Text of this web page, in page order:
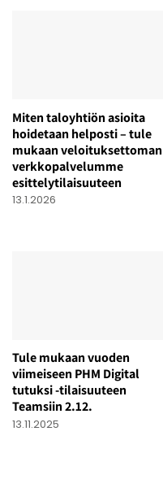
Miten taloyhtiön asioita
hoidetaan helposti – tule
mukaan veloituksettoman
verkkopalvelumme
esittelytilaisuuteen
13.1.2026
Tule mukaan vuoden
viimeiseen PHM Digital
tutuksi -tilaisuuteen
Teamsiin 2.12.
13.11.2025